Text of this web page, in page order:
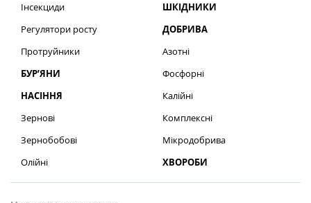
Інсекциди
Регулятори росту
Протруйники
БУР’ЯНИ
НАСІННЯ
Зернові
Зернобобові
Олійні
ШКІДНИКИ
ДОБРИВА
Азотні
Фосфорні
Калійні
Комплексні
Мікродобрива
ХВОРОБИ